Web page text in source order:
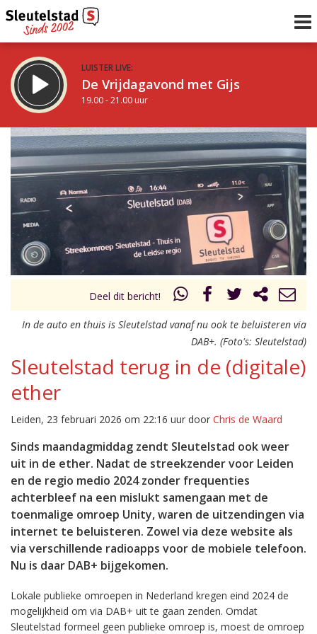
LUISTER LIVE:
De Vrijdagavond met Gijs
19.00 - 21.00 uur
STRAKS:
De avond van Sleutelstad
21.00 - 0.00 uur
Vorig uur
uur 1 van 0 Volgend uur
Deel dit bericht!
In de auto en thuis is Sleutelstad vanaf nu ook te beluisteren via
DAB+. (Foto's: Sleutelstad)
Sleutelstad terug in de (digitale)
ether
Leiden, 23 februari 2026 om 22:16 uur door Chris de Waard
Sinds maandagmiddag zendt Sleutelstad ook weer
uit in de ether. Nadat de streekzender voor Leiden
en de regio medio 2024 zonder frequenties
achterbleef na een mislukt samengaan met de
toenmalige omroep Unity, waren de uitzendingen via
internet te beluisteren. Zowel via deze website als
via verschillende radioapps voor de mobiele telefoon.
Nu is daar DAB+ bijgekomen.
Lokale publieke omroepen in Nederland kregen eind 2024 de
mogelijkheid om via DAB+ uit te gaan zenden. Omdat
Sleutelstad formeel geen publieke omroep is, moest de omroep